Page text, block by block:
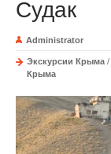
Судак
Administrator
Экскурсии Крыма /
Крыма